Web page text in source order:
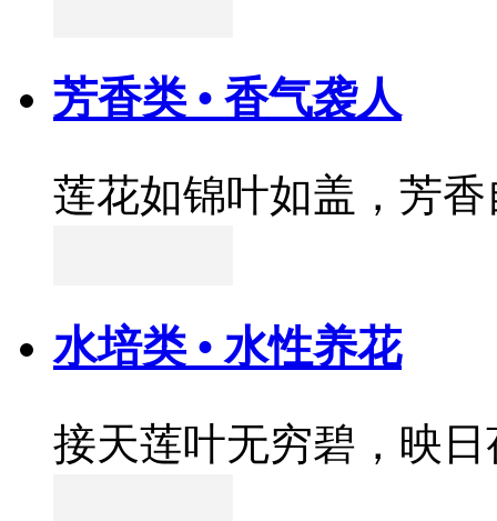
芳香类 • 香气袭人
莲花如锦叶如盖，芳
水培类 • 水性养花
接天莲叶无穷碧，映